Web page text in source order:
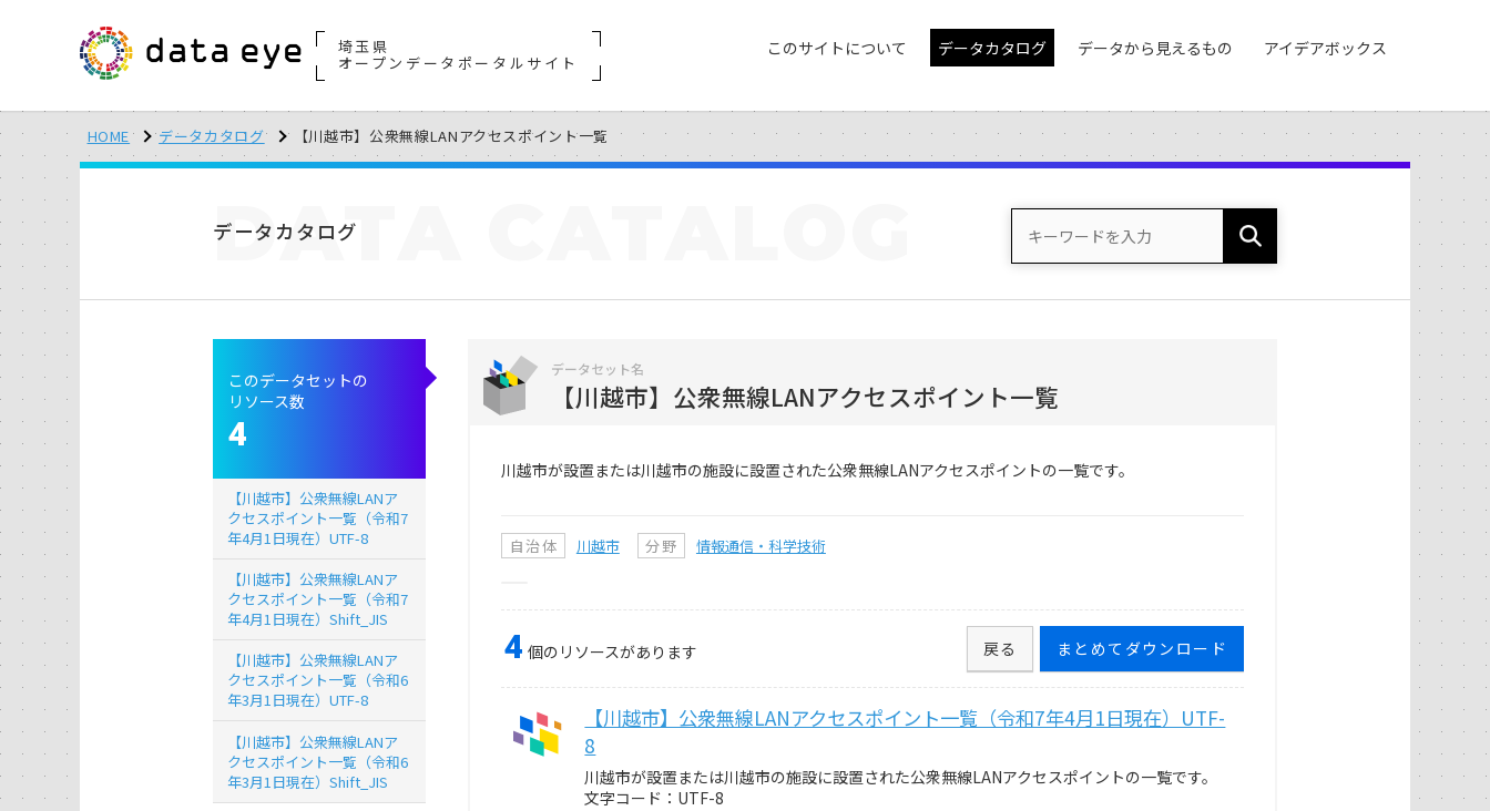
埼玉県
オープンデータポータルサイト
このサイトについて データカタログ データから見えるもの アイデアボックス
HOME データカタログ 【川越市】公衆無線LANアクセスポイント一覧
データカタログ
DATA
データセット名
【川越市】公衆無線LANアクセスポイント一覧
川越市が設置または川越市の施設に設置された公衆無線LANアクセスポイントの一覧です。
自治体 川越市 分野 情報通信・科学技術
4 個のリソースがあります まとめてダウンロード
戻る
【川越市】公衆無線LANアクセスポイント一覧（令和7年4月1日現在）UTF-
8
川越市が設置または川越市の施設に設置された公衆無線LANアクセスポイントの一覧です。
文字コード：UTF-8
このデータセットの
リソース数
4
【川越市】公衆無線LANア
クセスポイント一覧（令和7
年4月1日現在）UTF-8
【川越市】公衆無線LANア
クセスポイント一覧（令和7
年4月1日現在）Shift_JIS
【川越市】公衆無線LANア
クセスポイント一覧（令和6
年3月1日現在）UTF-8
【川越市】公衆無線LANア
クセスポイント一覧（令和6
年3月1日現在）Shift_JIS